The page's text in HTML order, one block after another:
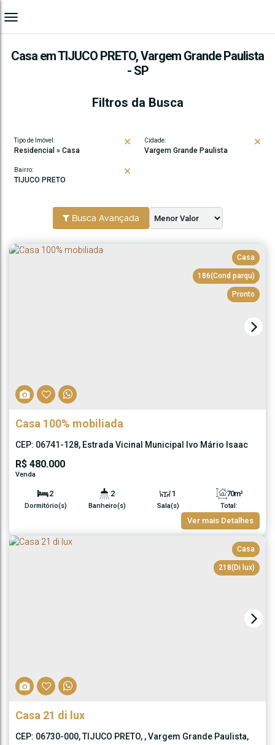
Casa em TIJUCO PRETO, Vargem Grande Paulista
- SP
Filtros da Busca
Tipo de Imóvel:
Residencial » Casa
Cidade:
Vargem Grande Paulista
Bairro:
TIJUCO PRETO
Busca Avançada
186(Cond parqu)
Casa
Pronto
Casa 100% mobiliada
R$ 480.000
CEP: 06741-128, Estrada Vicinal Municipal Ivo Mário Isaac
Brasil
2
Dormitório(s)
2
Banheiro(s)
1
Sala(s) Total:
70m²
Ver mais Detalhes
218(Di lux)
Casa
Casa 21 di lux
CEP: 06730-000,TIJUCO PRETO ,Vargem Grande Paulista,